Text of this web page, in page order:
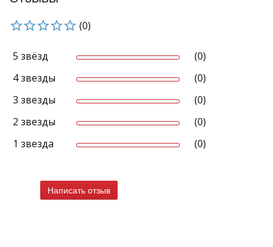
(0)
5 звёзд
(0)
4 звезды
(0)
3 звезды
(0)
2 звезды
(0)
1 звезда
(0)
Написать отзыв